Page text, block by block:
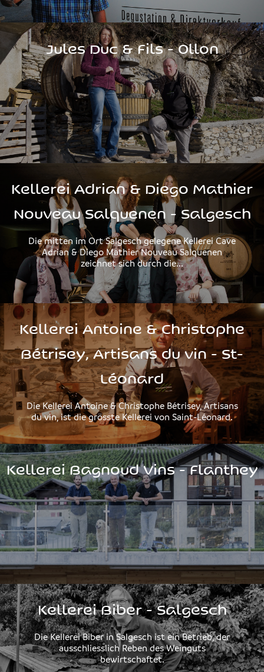
Jules Duc & Fils - Ollon
Kellerei Adrian & Diego Mathier
Nouveau Salquenen - Salgesch
Die mitten im Ort Salgesch gelegene Kellerei Cave
Adrian & Diego Mathier Nouveau Salquenen
zeichnet sich durch die...
Kellerei Antoine & Christophe
Bétrisey, Artisans du vin - St-
Léonard
Die Kellerei Antoine & Christophe Bétrisey, Artisans
du vin, ist die grösste Kellerei von Saint-Léonard.
Kellerei Bagnoud Vins - Flanthey
Kellerei Biber - Salgesch
Die Kellerei Biber in Salgesch ist ein Betrieb, der
ausschliesslich Reben des Weinguts
bewirtschaftet.